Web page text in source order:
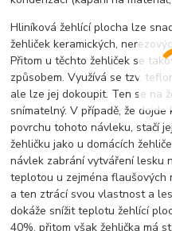
Hliníková žehlící plocha lze
žehliček keramických,
Přitom u těchto žehliček se
způsobem. Využívá se tzv.
ale lze jej dokoupit. Ten se na
snímatelný. V případě, že
povrchu tohoto návleku, stačí
žehličku jako u domácích
návlek zabrání vytváření lesku
teplotou u zejména
a ten ztrácí svou vlastnost a
dokáže snížit teplotu žehlící
40%, přitom však žehlička má